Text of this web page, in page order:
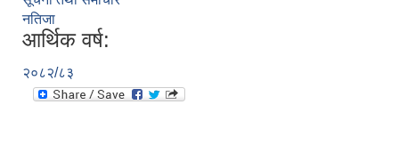
नतिजा
आर्थिक वर्ष:
२०८२/८३